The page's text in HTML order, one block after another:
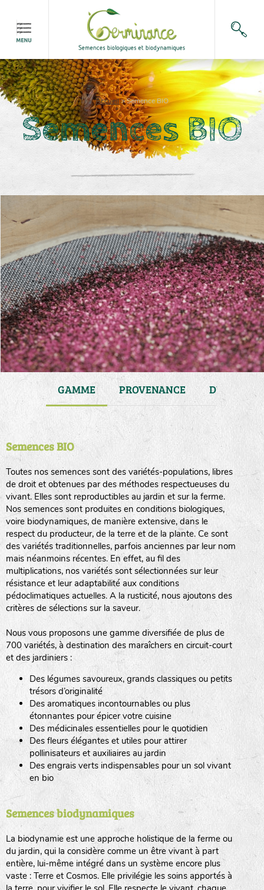
Accueil>Semence BIO
Semences BIO
GAMME PROVENANCE DURÉE DE
Semences BIO
Toutes nos semences sont des variétés-populations, libres
de droit et obtenues par des méthodes respectueuses du
vivant. Elles sont reproductibles au jardin et sur la ferme.
Nos semences sont produites en conditions biologiques,
voire biodynamiques, de manière extensive, dans le
respect du producteur, de la terre et de la plante. Ce sont
des variétés traditionnelles, parfois anciennes par leur nom
mais néanmoins récentes. En effet, au fil des
multiplications, nos variétés sont sélectionnées sur leur
résistance et leur adaptabilité aux conditions
pédoclimatiques actuelles. A la rusticité, nous ajoutons des
critères de sélections sur la saveur.
Nous vous proposons une gamme diversifiée de plus de
700 variétés, à destination des maraîchers en circuit-court
et des jardiniers :
Des légumes savoureux, grands classiques ou petits
trésors d’originalité
Des aromatiques incontournables ou plus
étonnantes pour épicer votre cuisine
Des médicinales essentielles pour le quotidien
Des fleurs élégantes et utiles pour attirer
pollinisateurs et auxiliaires au jardin
Des engrais verts indispensables pour un sol vivant
en bio
Semences biodynamiques
La biodynamie est une approche holistique de la ferme ou
du jardin, qui la considère comme un être vivant à part
entière, lui-même intégré dans un système encore plus
vaste : Terre et Cosmos. Elle privilégie les soins apportés à
haies
zone sauvage
tas de compost
fleurs
animaux domestiques
animaux sauvages
biodiversité cultivée